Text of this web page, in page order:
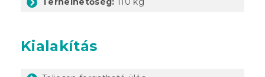
Kialakítás